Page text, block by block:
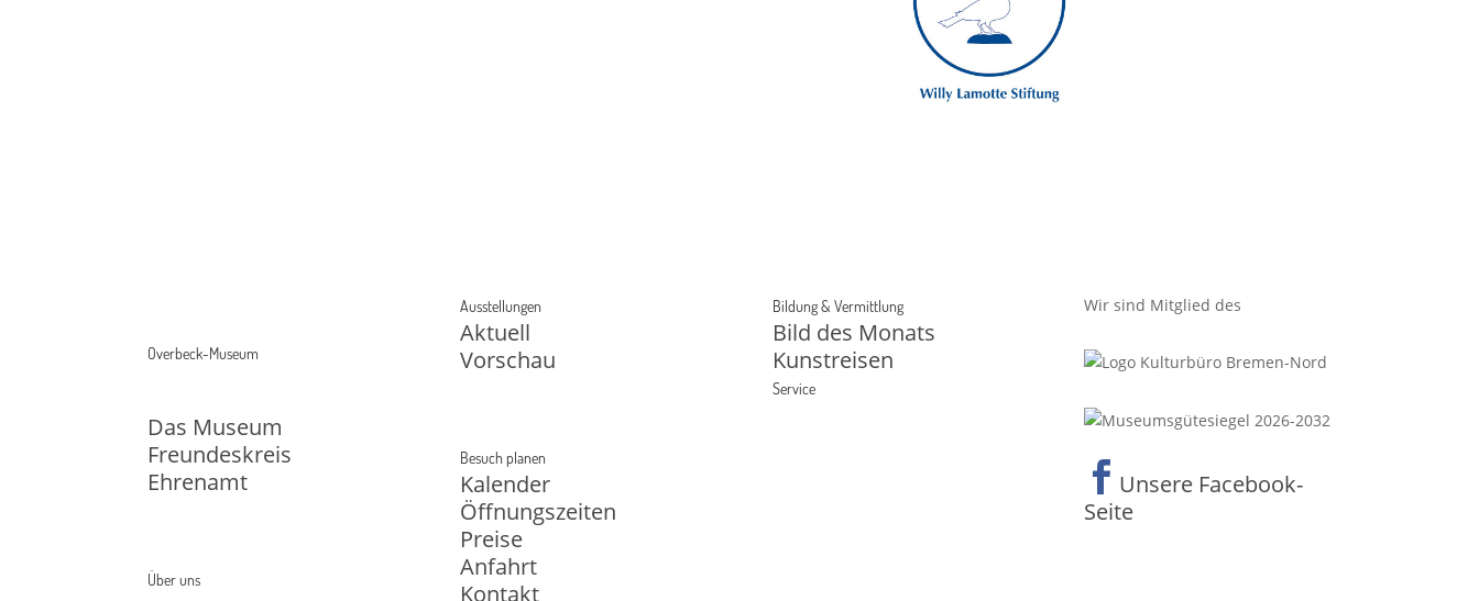
Overbeck-Museum
Das Museum
Freundeskreis
Ehrenamt
Über uns
Ausstellungen
Aktuell
Vorschau
Besuch planen
Kalender
Öffnungszeiten
Preise
Anfahrt
Kontakt
Bildung & Vermittlung
Bild des Monats
Kunstreisen
Service
Wir sind Mitglied des
 Unsere Facebook-
Seite